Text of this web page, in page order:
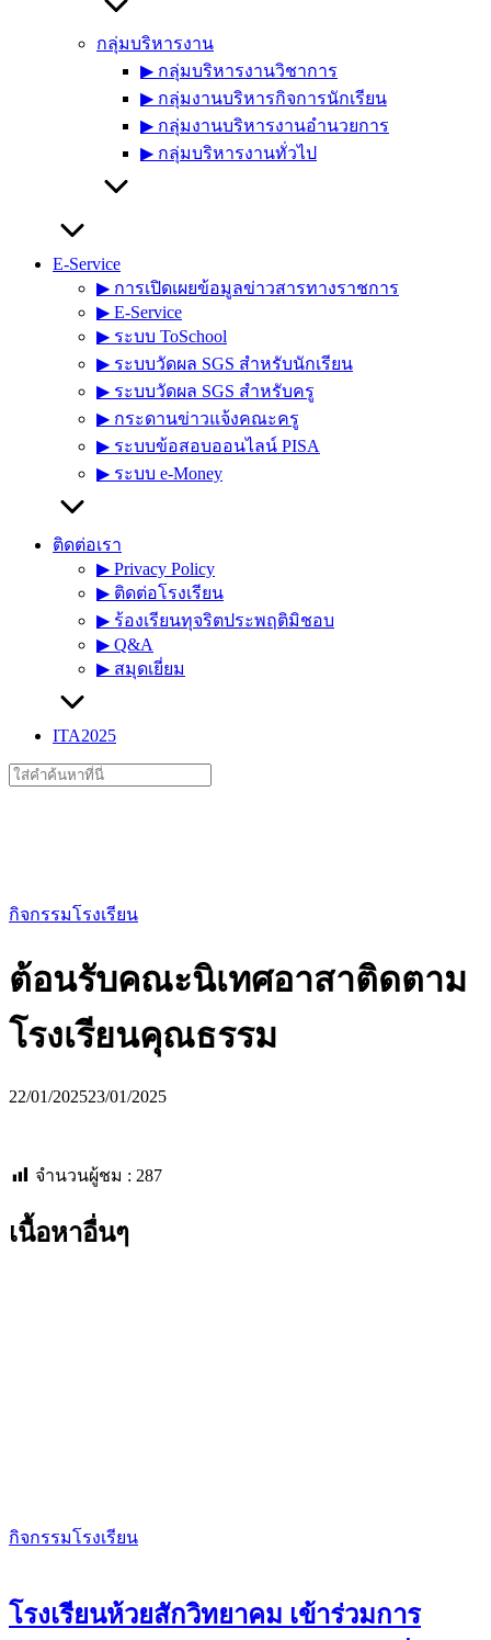
กลุ่มบริหารงาน
▶︎ กลุ่มบริหารงานวิชาการ
▶︎ กลุ่มงานบริหารกิจการนักเรียน
▶︎ กลุ่มงานบริหารงานอำนวยการ
▶︎ กลุ่มบริหารงานทั่วไป
E-Service
▶︎ การเปิดเผยข้อมูลข่าวสารทางราชการ
▶︎ E-Service
▶︎ ระบบ ToSchool
▶︎ ระบบวัดผล SGS สำหรับนักเรียน
▶︎ ระบบวัดผล SGS สำหรับครู
▶︎ กระดานข่าวแจ้งคณะครู
▶︎ ระบบข้อสอบออนไลน์ PISA
▶︎ ระบบ e-Money
ติดต่อเรา
▶︎ Privacy Policy
▶︎ ติดต่อโรงเรียน
▶︎ ร้องเรียนทุจริตประพฤติมิชอบ
▶︎ Q&A
▶︎ สมุดเยี่ยม
ITA2025
Search
for:
กิจกรรมโรงเรียน
ต้อนรับคณะนิเทศอาสาติดตาม
โรงเรียนคุณธรรม
22/01/202523/01/2025
จำนวนผู้ชม : 287
เนื้อหาอื่นๆ
กิจกรรมโรงเรียน
โรงเรียนห้วยสักวิทยาคม เข้าร่วมการ